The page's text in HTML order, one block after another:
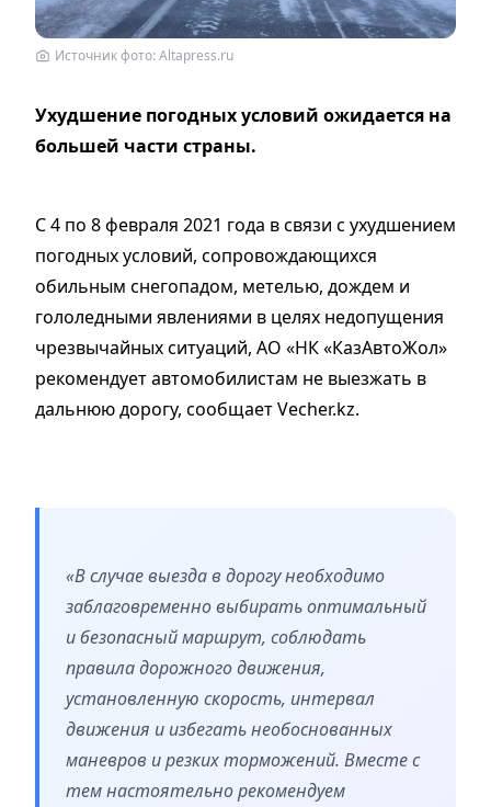
Источник фото: Altapress.ru
Ухудшение погодных условий ожидается на
большей части страны.
С 4 по 8 февраля 2021 года в связи с ухудшением
погодных условий, сопровождающихся
обильным снегопадом, метелью, дождем и
гололедными явлениями в целях недопущения
чрезвычайных ситуаций, АО «НК «КазАвтоЖол»
рекомендует автомобилистам не выезжать в
дальнюю дорогу, сообщает Vecher.kz.
«В случае выезда в дорогу необходимо
заблаговременно выбирать оптимальный
и безопасный маршрут, соблюдать
правила дорожного движения,
установленную скорость, интервал
движения и избегать необоснованных
маневров и резких торможений. Вместе с
тем настоятельно рекомендуем